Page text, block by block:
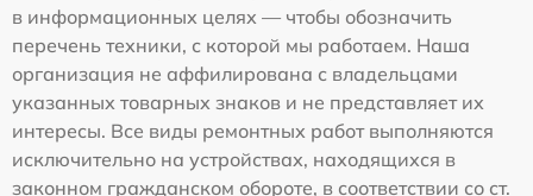
в информационных целях — чтобы обозначить
перечень техники, с которой мы работаем. Наша
организация не аффилирована с владельцами
указанных товарных знаков и не представляет их
интересы. Все виды ремонтных работ выполняются
исключительно на устройствах, находящихся в
законном гражданском обороте, в соответствии со ст.